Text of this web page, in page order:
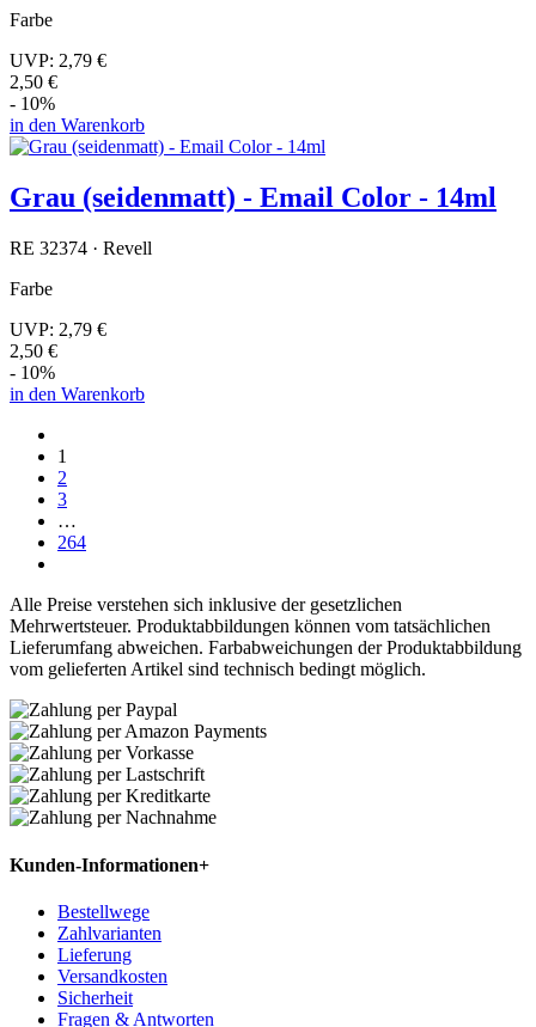
Farbe
UVP: 2,79 €
2,50 €
- 10%
in den Warenkorb
Grau (seidenmatt) - Email Color - 14ml
RE 32374 · Revell
Farbe
UVP: 2,79 €
2,50 €
- 10%
in den Warenkorb
1
2
3
…
264
Alle Preise verstehen sich inklusive der gesetzlichen
Mehrwertsteuer. Produktabbildungen können vom tatsächlichen
Lieferumfang abweichen. Farbabweichungen der Produktabbildung
vom gelieferten Artikel sind technisch bedingt möglich.
Kunden-Informationen+
Bestellwege
Zahlvarianten
Lieferung
Versandkosten
Sicherheit
Fragen & Antworten